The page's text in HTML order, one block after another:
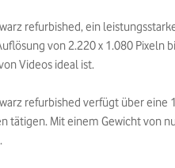
refurbished, ein
von 2.220 x 1.080 Pixeln
Videos ideal ist.
refurbished verfügt über
Mit einem Gewicht von